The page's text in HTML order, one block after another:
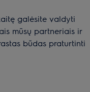
galėsite valdyti
mūsų partneriais ir
būdas praturtinti